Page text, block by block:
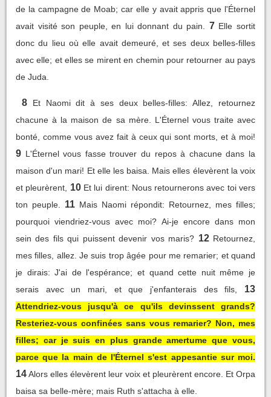
de la campagne de Moab; car elle y avait appris que l'Éternel
avait visité son peuple, en lui donnant du pain.
7 Elle sortit
donc du lieu où elle avait demeuré, et ses deux belles-filles
avec elle; et elles se mirent en chemin pour retourner au pays
de Juda.
8
Et Naomi dit à ses deux belles-filles: Allez, retournez
chacune à la maison de sa mère. L'Éternel vous traite avec
bonté, comme vous avez fait à ceux qui sont morts, et à moi!
9 L'Éternel vous fasse trouver du repos à chacune dans la
maison d'un mari! Et elle les baisa. Mais elles élevèrent la voix
et pleurèrent,
10 Et lui dirent: Nous retournerons avec toi vers
ton peuple.
11 Mais Naomi répondit: Retournez, mes filles;
pourquoi viendriez-vous avec moi? Ai-je encore dans mon
sein des fils qui puissent devenir vos maris? 12 Retournez,
mes filles, allez. Je suis trop âgée pour me remarier; et quand
je dirais: J'ai de l'espérance; et quand cette nuit même je
serais avec un mari, et que j'enfanterais des fils,
13
Attendriez-vous jusqu'à ce qu'ils devinssent grands?
Resteriez-vous confinées sans vous remarier? Non, mes
filles; car je suis en plus grande amertume que vous,
parce que la main de l'Éternel s'est appesantie sur moi.
14Alors elles élevèrent leur voix et pleurèrent encore. Et Orpa
baisa sa belle-mère; mais Ruth s'attacha à elle.